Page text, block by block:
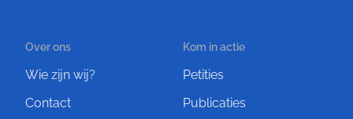
Over ons
Wie zijn wij?
Contact
Kom in actie
Petities
Publicaties